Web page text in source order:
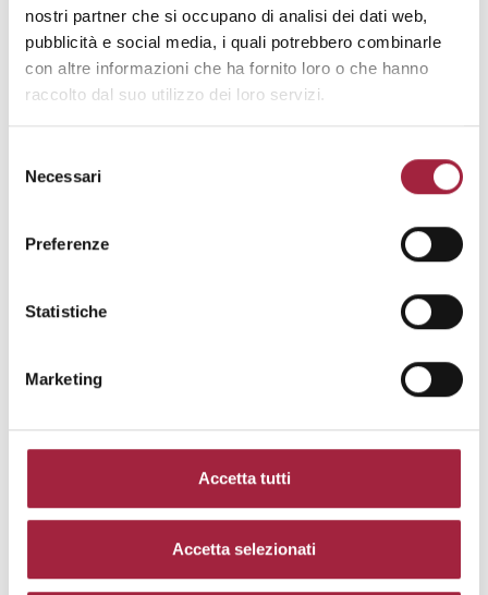
nostri partner che si occupano di analisi dei dati web,
pubblicità e social media, i quali potrebbero combinarle
con altre informazioni che ha fornito loro o che hanno
raccolto dal suo utilizzo dei loro servizi.
delNecessari
Preferenze
Statistiche
Marketing
Accetta tutti
Accetta selezionati
Per informazioni: info@propostefair.it